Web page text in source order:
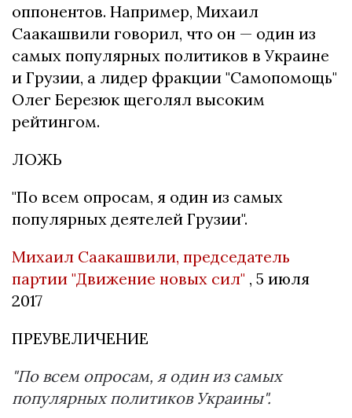
оппонентов. Например, Михаил
Саакашвили говорил, что он — один из
самых популярных политиков в Украине
и Грузии, а лидер фракции "Самопомощь"
Олег Березюк щеголял высоким
рейтингом.
ЛОЖЬ
"По всем опросам, я один из самых
популярных деятелей Грузии".
Михаил Саакашвили, председатель
партии "Движение новых сил" , 5 июля
2017
ПРЕУВЕЛИЧЕНИЕ
"По всем опросам, я один из самых
популярных политиков Украины".